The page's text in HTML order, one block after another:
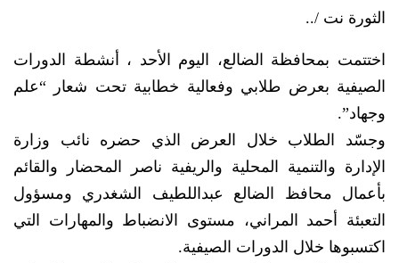
الثورة نت /..
اختتمت بمحافظة الضالع، اليوم الأحد ، أنشطة الدورات
الصيفية بعرض طلابي وفعالية خطابية تحت شعار “علم
وجهاد”.
وجسّد الطلاب خلال العرض الذي حضره نائب وزارة
الإدارة والتنمية المحلية والريفية ناصر المحضار والقائم
بأعمال محافظ الضالع عبداللطيف الشغدري ومسؤول
التعبئة أحمد المراني، مستوى الانضباط والمهارات التي
اكتسبوها خلال الدورات الصيفية.